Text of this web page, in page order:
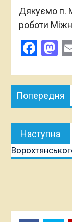
Дякуємо п.
роботи
Навігація
записів
Попередня
Наступна